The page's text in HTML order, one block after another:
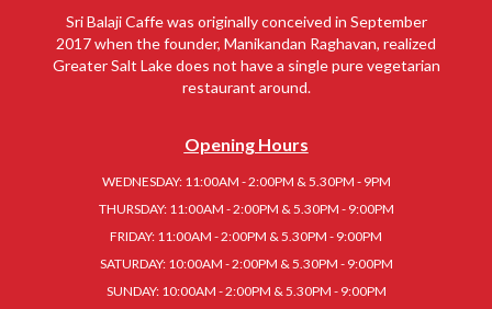
Sri Balaji Caffe was originally conceived in September
2017 when the founder, Manikandan Raghavan, realized
Greater Salt Lake does not have a single pure vegetarian
restaurant around.
Opening Hours
WEDNESDAY: 11:00AM - 2:00PM & 5.30PM - 9PM
THURSDAY: 11:00AM - 2:00PM & 5.30PM - 9:00PM
FRIDAY: 11:00AM - 2:00PM & 5.30PM - 9:00PM
SATURDAY: 10:00AM - 2:00PM & 5.30PM - 9:00PM
SUNDAY: 10:00AM - 2:00PM & 5.30PM - 9:00PM